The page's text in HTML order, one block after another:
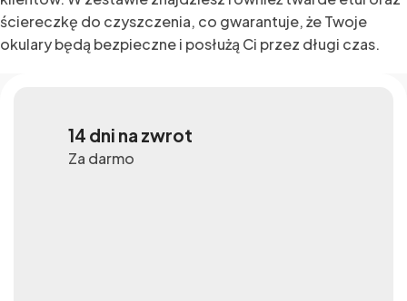
ściereczkę do czyszczenia, co gwarantuje, że Twoje
okulary będą bezpieczne i posłużą Ci przez długi czas.
14 dni na zwrot
Za darmo